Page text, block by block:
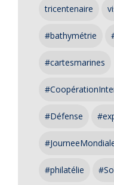
tricentenaire
#bathymétrie
#cartesmarines
#Défense
#philatélie